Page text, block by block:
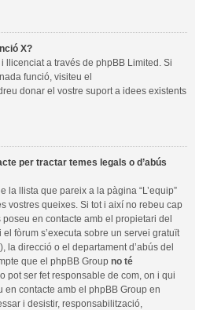
X?
llicenciat a través de phpBB Limited. Si
funció, visiteu el
donar el vostre suport a idees existents
per tractar temes legals o d’abús
la llista que pareix a la pàgina “L’equip”
vostres queixes. Si tot i així no rebeu cap
en contacte amb el propietari del
el fòrum s’executa sobre un servei gratuït
la direcció o el departament d’abús del
que el phpBB Group no té
pot ser fet responsable de com, on i qui
en contacte amb el phpBB Group en
i desistir, responsabilització,